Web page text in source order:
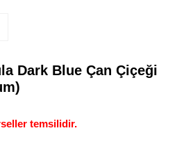
Dark Blue Çan Çiçeği
temsilidir.